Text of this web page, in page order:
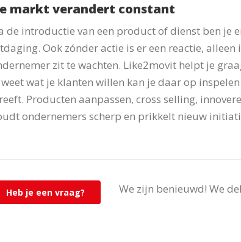
markt verandert constant
de introductie van een product of dienst ben je
Ook zónder actie is er een reactie,
zit te wachten. Like2movit helpt je
wat je klanten willen kan je daar op
Producten aanpassen, cross selling,
ondernemers scherp en prikkelt nieuw
Heb je een vraag? We zijn benieuwd! We